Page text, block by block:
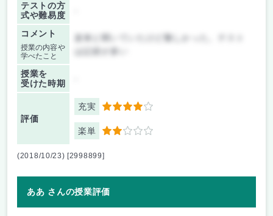
テストの方
式や難易度
コメント
授業の内容や
学べたこと
授業を
受けた時期
評価
充実 4
楽単 2
(2018/10/23) [2998899]
ああ さんの授業評価